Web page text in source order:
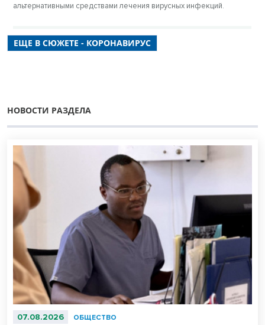
альтернативными средствами лечения вирусных инфекций.
ЕЩЕ В СЮЖЕТЕ - КОРОНАВИРУС
НОВОСТИ РАЗДЕЛА
07.08.2026 ОБЩЕСТВО